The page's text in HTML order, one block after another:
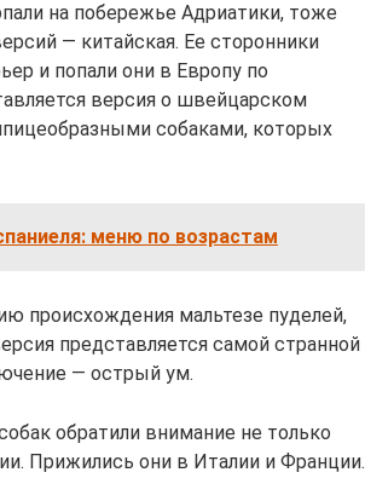
на побережье Адриатики, тоже
— китайская. Ее сторонники
и попали они в Европу по
версия о швейцарском
собаками, которых
меню по возрастам
происхождения мальтезе пуделей,
представляется самой странной
— острый ум.
обратили внимание не только
Прижились они в Италии и Франции.